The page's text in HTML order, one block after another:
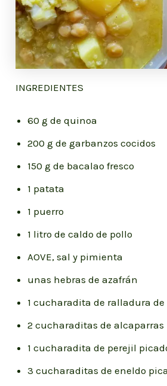
INGREDIENTES
60 g de quinoa
200 g de garbanzos cocidos
150 g de bacalao fresco
1 patata
1 puerro
1 litro de caldo de pollo
AOVE, sal y pimienta
unas hebras de azafrán
1 cucharadita de ralladura
2 cucharaditas de alcaparras
1 cucharadita de perejil
3 cucharaditas de eneldo